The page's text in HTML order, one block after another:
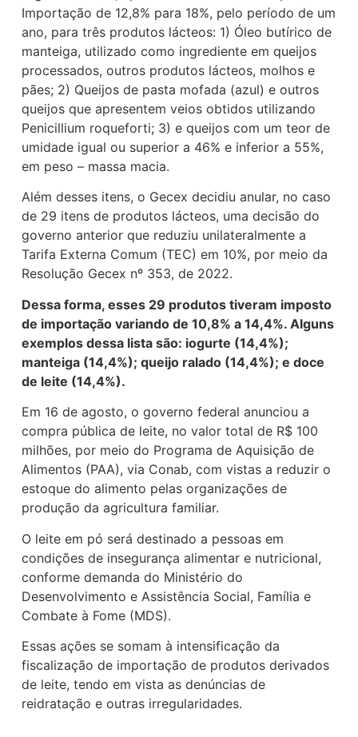
Importação de 12,8% para 18%, pelo período de um
ano, para três produtos lácteos: 1) Óleo butírico de
manteiga, utilizado como ingrediente em queijos
processados, outros produtos lácteos, molhos e
pães; 2) Queijos de pasta mofada (azul) e outros
queijos que apresentem veios obtidos utilizando
Penicillium roqueforti; 3) e queijos com um teor de
umidade igual ou superior a 46% e inferior a 55%,
em peso – massa macia.
Além desses itens, o Gecex decidiu anular, no caso
de 29 itens de produtos lácteos, uma decisão do
governo anterior que reduziu unilateralmente a
Tarifa Externa Comum (TEC) em 10%, por meio da
Resolução Gecex nº 353, de 2022.
Dessa forma, esses 29 produtos tiveram imposto
de importação variando de 10,8% a 14,4%. Alguns
exemplos dessa lista são: iogurte (14,4%);
manteiga (14,4%); queijo ralado (14,4%); e doce
de leite (14,4%).
Em 16 de agosto, o governo federal anunciou a
compra pública de leite, no valor total de R$ 100
milhões, por meio do Programa de Aquisição de
Alimentos (PAA), via Conab, com vistas a reduzir o
estoque do alimento pelas organizações de
produção da agricultura familiar.
O leite em pó será destinado a pessoas em
condições de insegurança alimentar e nutricional,
conforme demanda do Ministério do
Desenvolvimento e Assistência Social, Família e
Combate à Fome (MDS).
Essas ações se somam à intensificação da
fiscalização de importação de produtos derivados
de leite, tendo em vista as denúncias de
reidratação e outras irregularidades.